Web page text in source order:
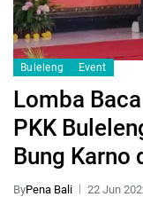
Buleleng Event
Lomba
PKK
Bung Karno
ByPena Bali 22 Jun